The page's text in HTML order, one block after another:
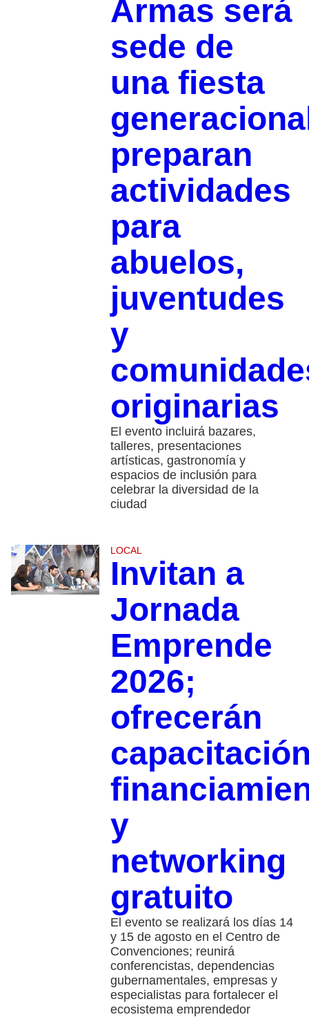
Armas será
sede de
una fiesta
preparan
actividades
para
abuelos,
juventudes
y
originarias
El evento incluirá bazares,
talleres, presentaciones
artísticas, gastronomía y
espacios de inclusión para
celebrar la diversidad de la
ciudad
LOCAL
Invitan a
Jornada
Emprende
2026;
ofrecerán
y
networking
gratuito
El evento se realizará los días 14
y 15 de agosto en el Centro de
Convenciones; reunirá
conferencistas, dependencias
gubernamentales, empresas y
especialistas para fortalecer el
ecosistema emprendedor